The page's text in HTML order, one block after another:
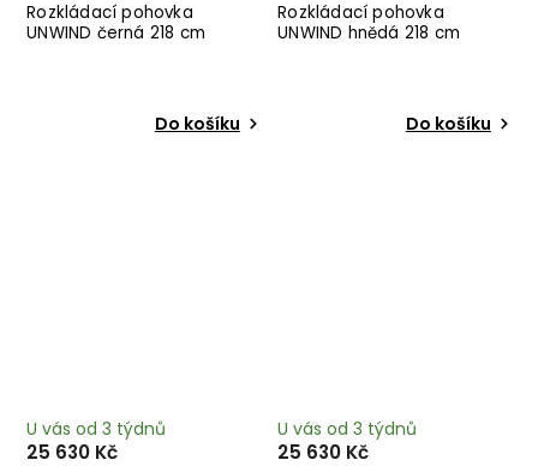
Rozkládací pohovka
UNWIND černá 218 cm
Do košíku
Rozkládací pohovka
UNWIND hnědá 218 cm
Do košíku
U vás od 3 týdnů
25 630 Kč
U vás od 3 týdnů
25 630 Kč